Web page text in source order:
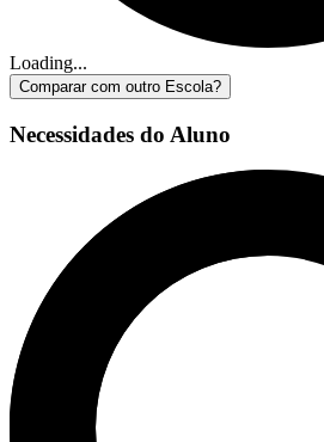
Loading...
Comparar com outro Escola?
Necessidades do Aluno